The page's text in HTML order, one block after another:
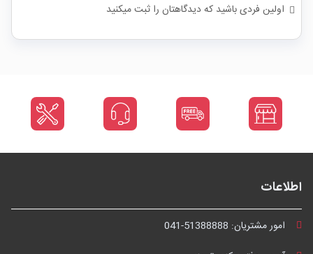
اولین فردی باشید که دیدگاهتان را ثبت میکنید
اطلاعات
امور مشتریان: 041-51388888